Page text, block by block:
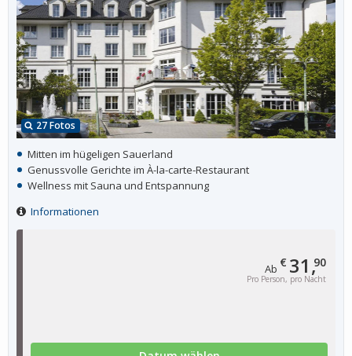
Ab € 31,90
Pro Person, pro Nacht
27 Fotos
Mitten im hügeligen Sauerland
Genussvolle Gerichte im À-la-carte-Restaurant
Wellness mit Sauna und Entspannung
Informationen